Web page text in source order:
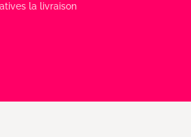
la livraison